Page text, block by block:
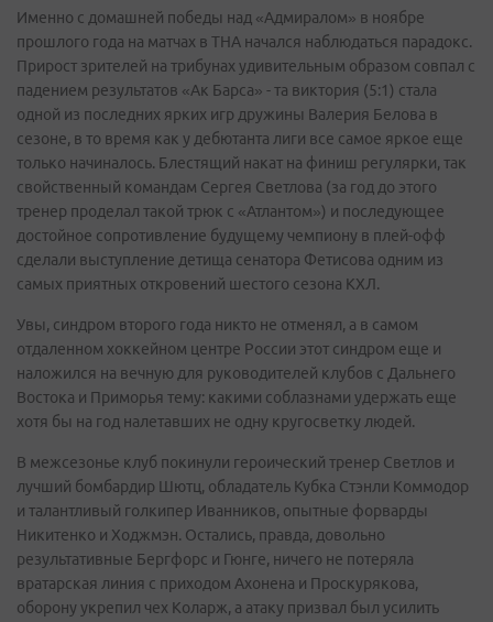
Именно с домашней победы над «Адмиралом» в ноябре
прошлого года на матчах в ТНА начался наблюдаться парадокс.
Прирост зрителей на трибунах удивительным образом совпал с
падением результатов «Ак Барса» - та виктория (5:1) стала
одной из последних ярких игр дружины Валерия Белова в
сезоне, в то время как у дебютанта лиги все самое яркое еще
только начиналось. Блестящий накат на финиш регулярки, так
свойственный командам Сергея Светлова (за год до этого
тренер проделал такой трюк с «Атлантом») и последующее
достойное сопротивление будущему чемпиону в плей-офф
сделали выступление детища сенатора Фетисова одним из
самых приятных откровений шестого сезона КХЛ.
Увы, синдром второго года никто не отменял, а в самом
отдаленном хоккейном центре России этот синдром еще и
наложился на вечную для руководителей клубов с Дальнего
Востока и Приморья тему: какими соблазнами удержать еще
хотя бы на год налетавших не одну кругосветку людей.
В межсезонье клуб покинули героический тренер Светлов и
лучший бомбардир Шютц, обладатель Кубка Стэнли Коммодор
и талантливый голкипер Иванников, опытные форварды
Никитенко и Ходжмэн. Остались, правда, довольно
результативные Бергфорс и Гюнге, ничего не потеряла
вратарская линия с приходом Ахонена и Проскурякова,
оборону укрепил чех Коларж, а атаку призвал был усилить